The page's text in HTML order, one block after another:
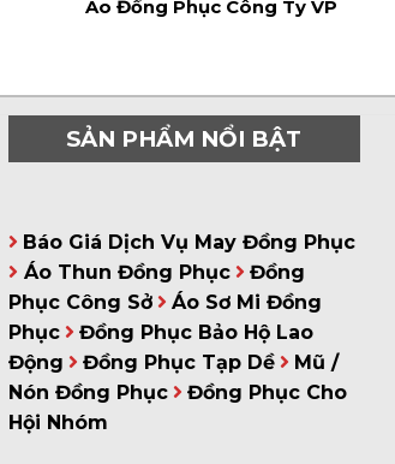
Áo Đồng Phục Công Ty VP
SẢN PHẨM NỔI BẬT
Báo Giá Dịch Vụ May Đồng Phục
Áo Thun Đồng Phục
Đồng
Phục Công Sở
Áo Sơ Mi Đồng
Phục
Đồng Phục Bảo Hộ Lao
Động
Đồng Phục Tạp Dề
Mũ /
Nón Đồng Phục
Đồng Phục Cho
Hội Nhóm